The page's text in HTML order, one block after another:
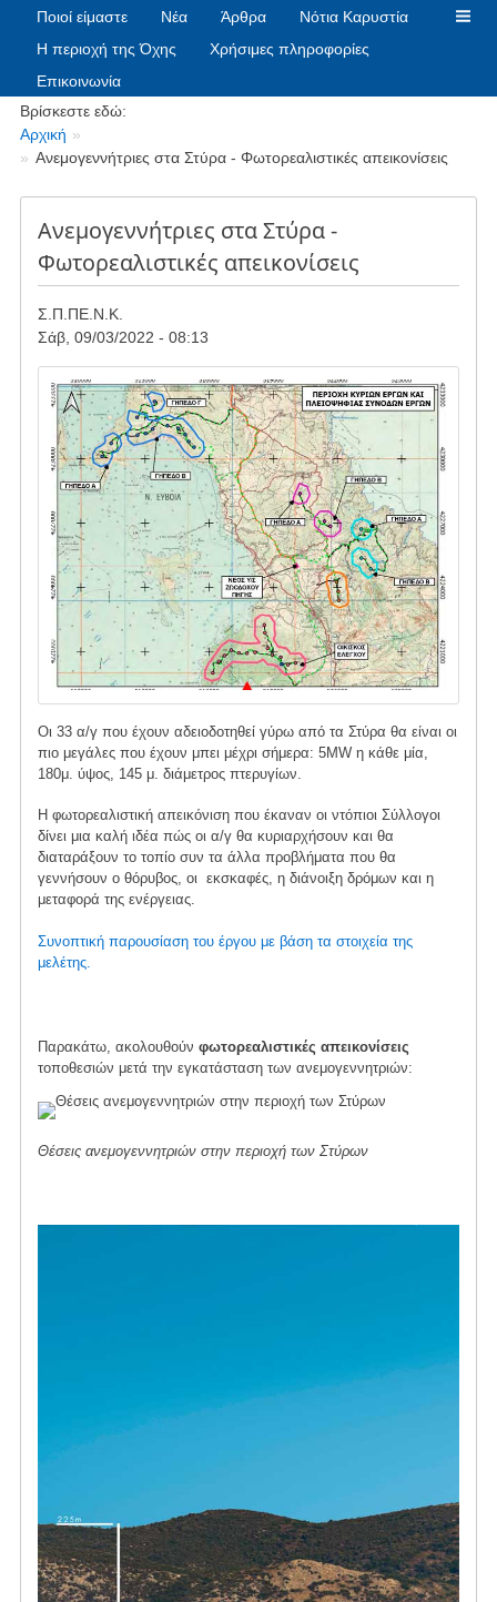
Ποιοί είμαστε Νέα Άρθρα
Νότια Καρυστία
Η περιοχή της Όχης
Χρήσιμες πληροφορίες
Επικοινωνία
Breadcrumbs
Βρίσκεστε εδώ:
Αρχική
Ανεμογεννήτριες στα Στύρα - Φωτορεαλιστικές απεικονίσεις
Ανεμογεννήτριες στα Στύρα -
Φωτορεαλιστικές απεικονίσεις
Σ.Π.ΠΕ.Ν.Κ.
Σάβ, 09/03/2022 - 08:13
Image
Οι 33 α/γ που έχουν αδειοδοτηθεί γύρω από τα Στύρα θα είναι οι
πιο μεγάλες που έχουν μπει μέχρι σήμερα: 5MW η κάθε μία,
180μ. ύψος, 145 μ. διάμετρος πτερυγίων.
Η φωτορεαλιστική απεικόνιση που έκαναν οι ντόπιοι Σύλλογοι
δίνει μια καλή ιδέα πώς οι α/γ θα κυριαρχήσουν και θα
διαταράξουν το τοπίο συν τα άλλα προβλήματα που θα
γεννήσουν ο θόρυβος, οι εκσκαφές, η διάνοιξη δρόμων και η
μεταφορά της ενέργειας.
Συνοπτική παρουσίαση του έργου με βάση τα στοιχεία της
μελέτης.
Παρακάτω, ακολουθούν φωτορεαλιστικές απεικονίσεις
τοποθεσιών μετά την εγκατάσταση των ανεμογεννητριών:
Θέσεις ανεμογεννητριών στην περιοχή των Στύρων